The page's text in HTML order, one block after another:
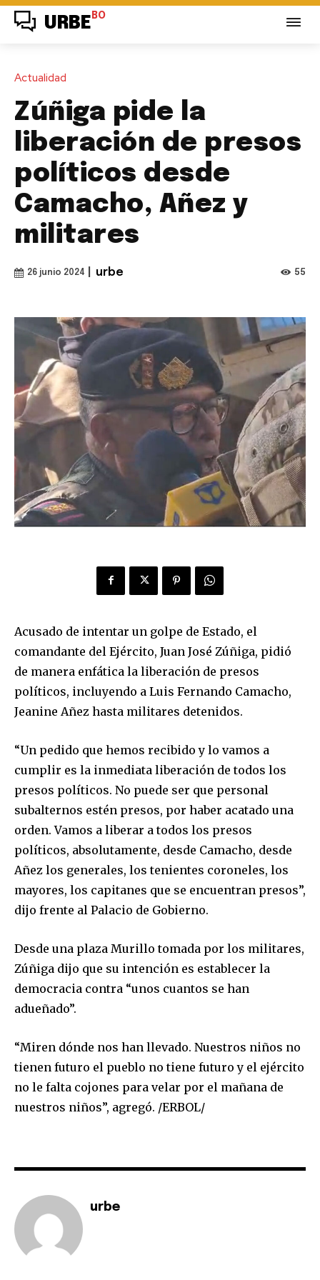
SUBSCRIBERS and be part of the
To subscribe, simply enter your email address on our website
or click the subscribe button below. Don't worry, we respect
your privacy and won't spam your inbox. Your information is
safe with us.
URBE BO
Actualidad
Zúñiga pide la
liberación de presos
políticos desde
Camacho, Añez y
militares
26 junio 2024 urbe 55
Acusado de intentar un golpe de Estado, el
comandante del Ejército, Juan José Zúñiga, pidió
de manera enfática la liberación de presos
políticos, incluyendo a Luis Fernando Camacho,
Jeanine Añez hasta militares detenidos.
“Un pedido que hemos recibido y lo vamos a
cumplir es la inmediata liberación de todos los
presos políticos. No puede ser que personal
subalternos estén presos, por haber acatado una
orden. Vamos a liberar a todos los presos
políticos, absolutamente, desde Camacho, desde
Añez los generales, los tenientes coroneles, los
mayores, los capitanes que se encuentran presos”,
dijo frente al Palacio de Gobierno.
Desde una plaza Murillo tomada por los militares,
Zúñiga dijo que su intención es establecer la
democracia contra “unos cuantos se han
adueñado”.
“Miren dónde nos han llevado. Nuestros niños no
tienen futuro el pueblo no tiene futuro y el ejército
no le falta cojones para velar por el mañana de
nuestros niños”, agregó. /ERBOL/
urbe